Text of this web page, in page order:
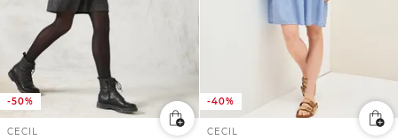
-50%
CECIL
-40%
CECIL